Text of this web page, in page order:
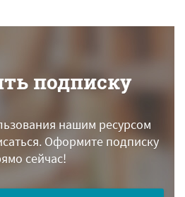
подписку
нашим ресурсом
Оформите подписку
сейчас!